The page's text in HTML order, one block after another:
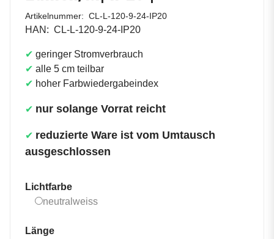
Artikelnummer: CL-L-120-9-24-IP20
HAN: CL-L-120-9-24-IP20
✔ geringer Stromverbrauch
✔ alle 5 cm teilbar
✔ hoher Farbwiedergabeindex
✔ nur solange Vorrat reicht
✔ reduzierte Ware ist vom Umtausch
ausgeschlossen
Lichtfarbe
neutralweissneutralweiss
Länge